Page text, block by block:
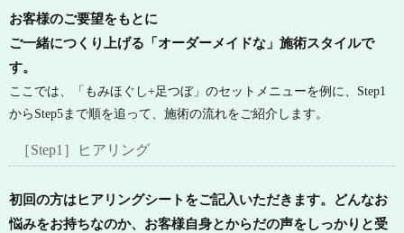
お客様のご要望をもとに
ご一緒につくり上げる「オーダーメイドな」施術スタイルで
す。
ここでは、「もみほぐし+足つぼ」のセットメニューを例に、Step1
からStep5まで順を追って、施術の流れをご紹介します。
［Step1］ヒアリング
初回の方はヒアリングシートをご記入いただきます。どんなお
悩みをお持ちなのか、お客様自身とからだの声をしっかりと受